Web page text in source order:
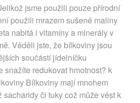
jsme použili pouze přírodní
použili mrazem sušené maliny
nabitá i vitamíny a minerály v
Věděli jste, že bílkoviny jsou
součástí jídelníčku
snažíte redukovat hmotnost? k
Bílkoviny mají mnohem
sacharidy či tuky což může vést k